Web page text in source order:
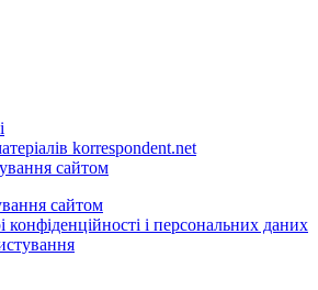
korrespondent.net
сайтом
сайтом
конфіденційності і персональних даних